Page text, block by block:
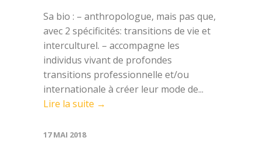
Sa bio : – anthropologue, mais pas que,
avec 2 spécificités: transitions de vie et
interculturel. – accompagne les
individus vivant de profondes
transitions professionnelle et/ou
internationale à créer leur mode de...
Lire la suite →
17 MAI 2018